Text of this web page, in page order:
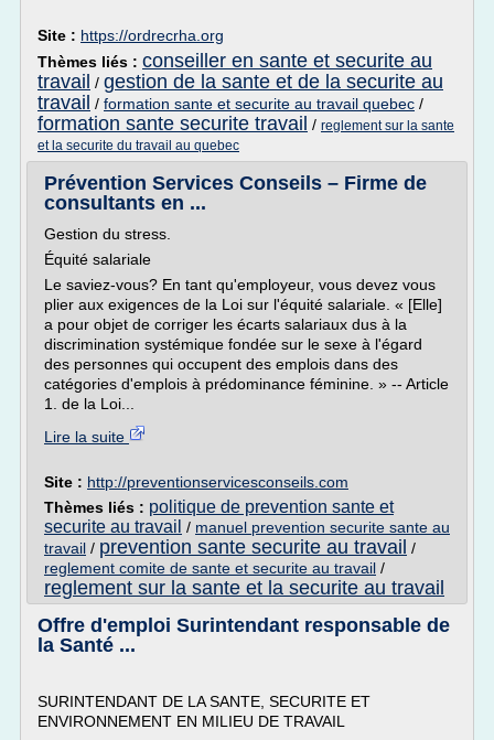
Site : https://ordrecrha.org
Thèmes liés : conseiller en sante et securite au
travail / gestion de la sante et de la securite au
travail / formation sante et securite au travail quebec /
formation sante securite travail / reglement sur la sante
et la securite du travail au quebec
Prévention Services Conseils – Firme de
consultants en ...
Gestion du stress.
Équité salariale
Le saviez-vous? En tant qu'employeur, vous devez vous
plier aux exigences de la Loi sur l'équité salariale. « [Elle]
a pour objet de corriger les écarts salariaux dus à la
discrimination systémique fondée sur le sexe à l'égard
des personnes qui occupent des emplois dans des
catégories d'emplois à prédominance féminine. » -- Article
1. de la Loi...
Lire la suite
Site : http://preventionservicesconseils.com
Thèmes liés : politique de prevention sante et
securite au travail / manuel prevention securite sante au
travail / prevention sante securite au travail /
reglement comite de sante et securite au travail /
reglement sur la sante et la securite au travail
Offre d'emploi Surintendant responsable de
la Santé ...
SURINTENDANT DE LA SANTE, SECURITE ET
ENVIRONNEMENT EN MILIEU DE TRAVAIL